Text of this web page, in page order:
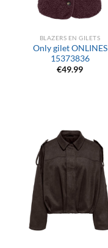
BLAZERS EN GILETS
Only gilet ONLINES
15373836
€49.99